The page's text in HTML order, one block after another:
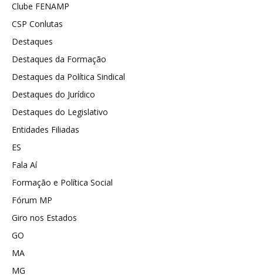
Clube FENAMP
CSP Conlutas
Destaques
Destaques da Formação
Destaques da Política Sindical
Destaques do Jurídico
Destaques do Legislativo
Entidades Filiadas
ES
Fala Aí
Formação e Política Social
Fórum MP
Giro nos Estados
GO
MA
MG